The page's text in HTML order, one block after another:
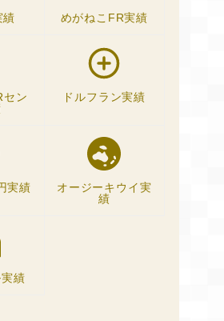
績 めがねこFR実績
セン
ドルフラン実績
実績
オージーキウイ実
績
績